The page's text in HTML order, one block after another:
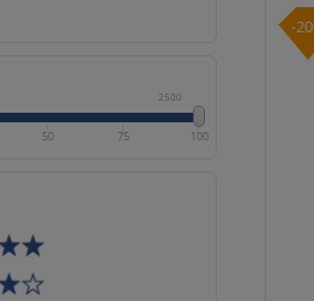
2500
50 75 100
-